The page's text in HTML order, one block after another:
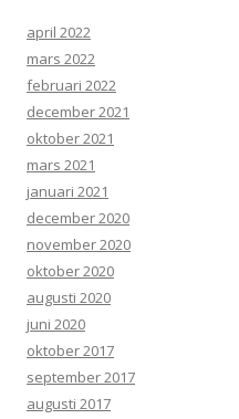
april 2022
mars 2022
februari 2022
december 2021
oktober 2021
mars 2021
januari 2021
december 2020
november 2020
oktober 2020
augusti 2020
juni 2020
oktober 2017
september 2017
augusti 2017